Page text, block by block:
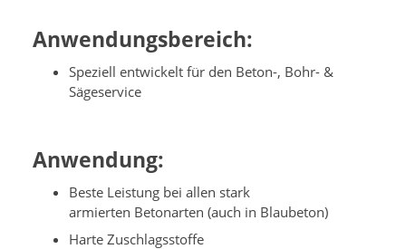
Anwendungsbereich:
Speziell entwickelt für den Beton-, Bohr- &
Sägeservice
Anwendung:
Beste Leistung bei allen stark
armierten Betonarten (auch in Blaubeton)
Harte Zuschlagsstoffe